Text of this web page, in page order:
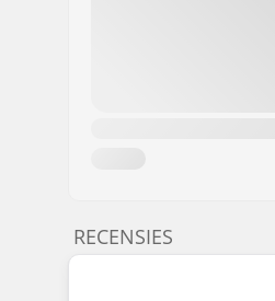
RECENSIES